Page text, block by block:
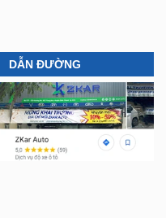
DẪN ĐƯỜNG